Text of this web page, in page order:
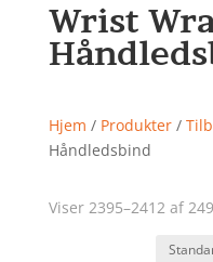
Wrist
Hjem / Produkter/
Håndledsbind
Viser 2395–2412 af